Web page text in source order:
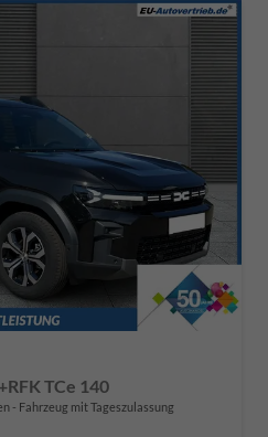
TCe 140
Fahrzeug mit Tageszulassung